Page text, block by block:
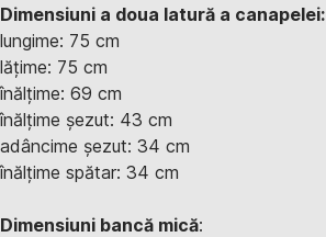
Dimensiuni a doua latură a canapelei:
lungime: 75 cm
lățime: 75 cm
înălțime: 69 cm
înălțime șezut: 43 cm
adâncime șezut: 34 cm
înălțime spătar: 34 cm
Dimensiuni bancă mică: